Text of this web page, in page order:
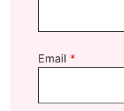
Email *